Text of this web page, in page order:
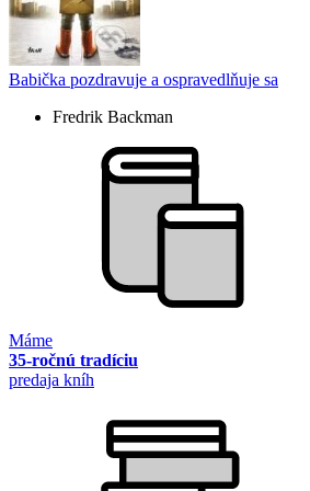
Babička pozdravuje a ospravedlňuje sa
Fredrik Backman
Máme
35-ročnú tradíciu
predaja kníh